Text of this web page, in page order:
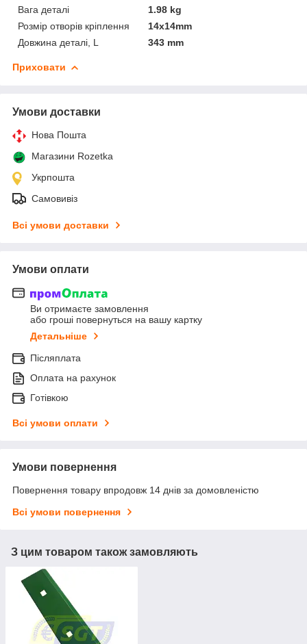
Вага деталі
1.98 kg
Розмір отворів кріплення
14x14mm
Довжина деталі, L
343 mm
Приховати
Умови доставки
Нова Пошта
Магазини Rozetka
Укрпошта
Самовивіз
Всі умови доставки
Умови оплати
Ви отримаєте замовлення
або гроші повернуться на вашу картку
Детальніше
Післяплата
Оплата на рахунок
Готівкою
Всі умови оплати
Умови повернення
Повернення товару впродовж 14 днів за домовленістю
Всі умови повернення
З цим товаром також замовляють